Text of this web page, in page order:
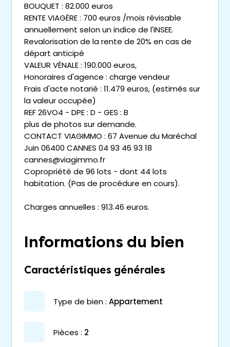
BOUQUET : 82.000 euros
RENTE VIAGÈRE : 700 euros /mois révisable
annuellement selon un indice de l'INSEE.
Revalorisation de la rente de 20% en cas de
départ anticipé
VALEUR VÉNALE : 190.000 euros,
Honoraires d'agence : charge vendeur
Frais d'acte notarié : 11.479 euros, (estimés sur
la valeur occupée)
REF 26VO4 - DPE : D - GES : B
plus de photos sur demande.
CONTACT VIAGIMMO : 67 Avenue du Maréchal
Juin 06400 CANNES 04 93 46 93 18
cannes@viagimmo.fr
Copropriété de 96 lots - dont 44 lots
habitation. (Pas de procédure en cours).
Charges annuelles : 913.46 euros.
Informations du bien
Caractéristiques générales
type de bien : appartement
pièces : 2